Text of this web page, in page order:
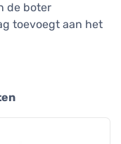
de boter
toevoegt aan het